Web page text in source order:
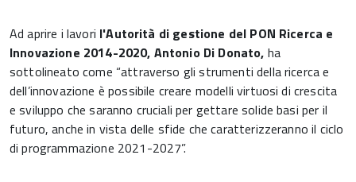
Ad aprire i lavori l'Autorità di gestione del PON Ricerca e
Innovazione 2014-2020, Antonio Di Donato, ha
sottolineato come “attraverso gli strumenti della ricerca e
dell’innovazione è possibile creare modelli virtuosi di crescita
e sviluppo che saranno cruciali per gettare solide basi per il
futuro, anche in vista delle sfide che caratterizzeranno il ciclo
di programmazione 2021-2027”.